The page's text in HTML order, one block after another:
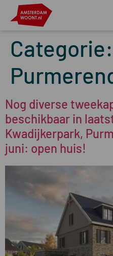
Categorie:
Nog diverse
beschikbaar in
Kwadijkerpark,
juni: open huis!